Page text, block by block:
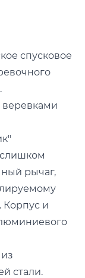
спусковое
веревками
слишком
рычаг,
Корпус и
стали.